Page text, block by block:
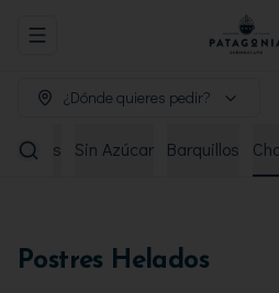
Abrir menu de navegación
¿Dónde quieres pedir?
Sin Azúcar Barquillos
Postres Helados